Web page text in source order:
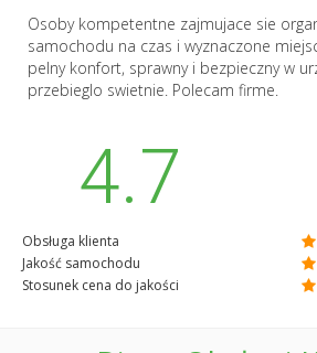
Osoby kompetentne zajmujace sie
samochodu na czas i wyznaczone
pelny konfort, sprawny i bezpieczny w
przebieglo swietnie. Polecam firme.
4.7
Obsługa klienta
Jakość samochodu
Stosunek cena do jakości